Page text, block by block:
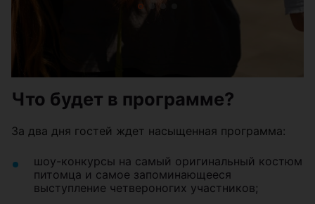
Что будет в программе?
За два дня гостей ждет насыщенная программа:
шоу-конкурсы на самый оригинальный костюм
питомца и самое запоминающееся
выступление четвероногих участников;